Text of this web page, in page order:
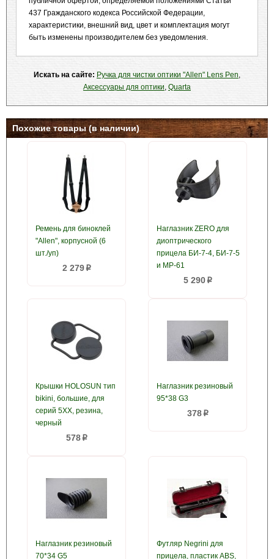
437 Гражданского кодекса Российской Федерации,
характеристики, внешний вид, цвет и комплектация могут
быть изменены производителем без уведомления.
Искать на сайте: Ручка для чистки оптики "Allen" Lens Pen,
Аксессуары для оптики, Quarta
Похожие товары (в наличии)
Ремень для биноклей
"Allen", корпусной (6
шт./уп)
2 279p
Наглазник ZERO для
диоптрического
прицела БИ-7-4, БИ-7-5
и МР-61
5 290p
Крышки HOLOSUN тип
bikini, большие, для
серий 5ХХ, резина,
черный
578p
Наглазник резиновый
95*38 G3
378p
Наглазник резиновый
70*34 G5
Футляр Negrini для
прицела, пластик ABS,